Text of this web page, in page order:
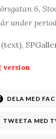
6,
under
version
DELA MED
TWEETA MED